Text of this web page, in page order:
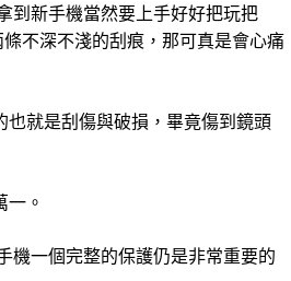
到新手機當然要上手好好把玩把
不深不淺的刮痕，那可真是會心痛
也就是刮傷與破損，畢竟傷到鏡頭
。
機一個完整的保護仍是非常重要的